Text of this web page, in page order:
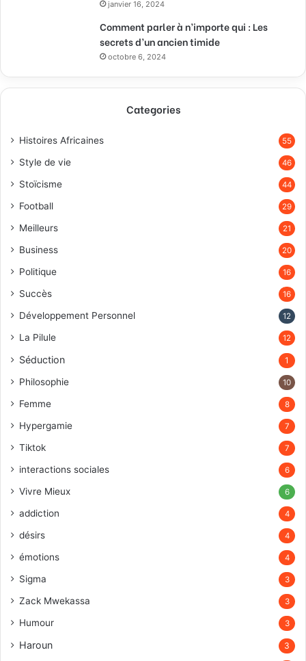
janvier 16, 2024
Comment parler à n’importe qui : Les
secrets d’un ancien timide
octobre 6, 2024
Categories
Histoires Africaines 55
Style de vie 46
Stoïcisme 44
Football 29
Meilleurs 21
Business 20
Politique 16
Succès 16
Développement Personnel 12
La Pilule 12
Séduction 1
Philosophie 10
Femme 8
Hypergamie 7
Tiktok 7
interactions sociales 6
Vivre Mieux 6
addiction 4
désirs 4
émotions 4
Sigma 3
Zack Mwekassa 3
Humour 3
Haroun 3